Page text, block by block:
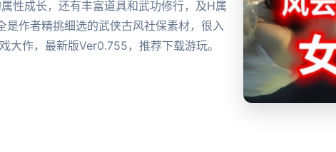
性成长，还有丰富道具和武功修行，及H属
作者精挑细选的武侠古风社保素材，很入
大作，最新版Ver0.755，推荐下载游玩。